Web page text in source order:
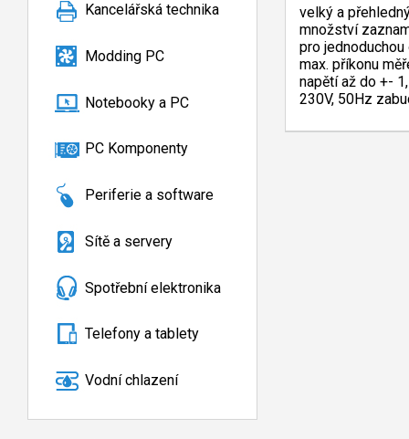
Kancelářská technika
Modding PC
Notebooky a PC
PC Komponenty
Periferie a software
Sítě a servery
Spotřební elektronika
Telefony a tablety
Vodní chlazení
velký a
množství
pro
max. příkonu
napětí až do +-
230V, 50Hz